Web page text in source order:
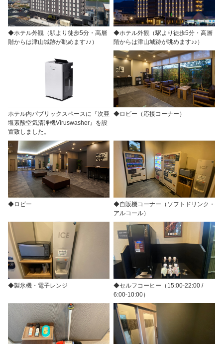
◆ホテル外観（駅より徒歩5分・高層
階からは津山城跡が眺めます♪♪）
◆ホテル外観（駅より徒歩5分・高層
階からは津山城跡が眺めます♪♪）
ホテル内パブリックスペースに『次亜
塩素酸空気清浄機Viruswasher』を設
置致しました。
◆ロビー（応接コーナー）
◆ロビー
◆自販機コーナー（ソフトドリンク・
アルコール）
◆製氷機・電子レンジ
◆セルフコーヒー（15:00-22:00 /
6:00-10:00）